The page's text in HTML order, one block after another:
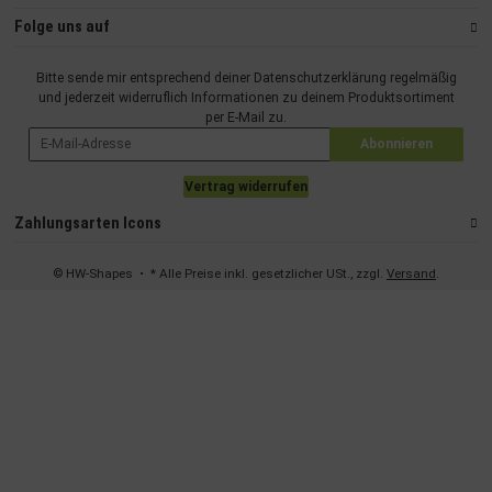
Folge uns auf
Bitte sende mir entsprechend deiner Datenschutzerklärung regelmäßig
und jederzeit widerruflich Informationen zu deinem Produktsortiment
per E-Mail zu.
Abonnieren
Vertrag widerrufen
Zahlungsarten Icons
© HW-Shapes • * Alle Preise inkl. gesetzlicher USt., zzgl. Versand.
Entwicklung und Verbesserung der Angebote
Verwendung reduzierter Daten zur Auswahl von Inhalten
Verwendung genauer Standortdaten
Endgeräteeigenschaften zur Identifikation aktiv abfragen